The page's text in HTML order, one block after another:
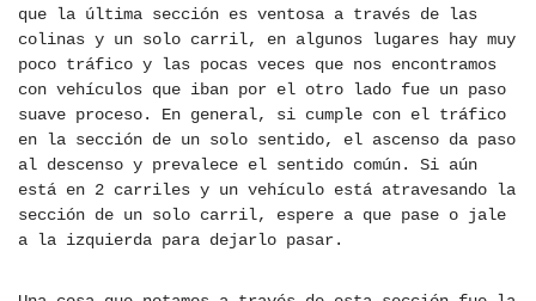
que la última sección es ventosa a través de las
colinas y un solo carril, en algunos lugares hay muy
poco tráfico y las pocas veces que nos encontramos
con vehículos que iban por el otro lado fue un paso
suave proceso. En general, si cumple con el tráfico
en la sección de un solo sentido, el ascenso da paso
al descenso y prevalece el sentido común. Si aún
está en 2 carriles y un vehículo está atravesando la
sección de un solo carril, espere a que pase o jale
a la izquierda para dejarlo pasar.